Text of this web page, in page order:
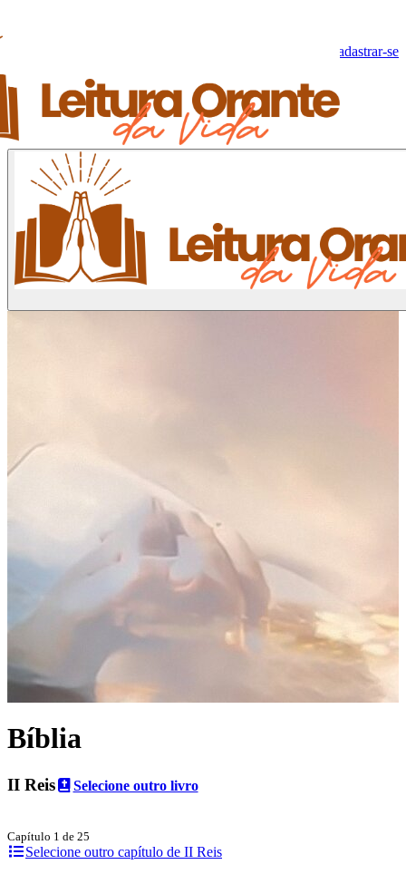
Cadastrar-se
Bíblia
II Reis Selecione outro livro
Capítulo 1 de 25
Selecione outro capítulo de II Reis